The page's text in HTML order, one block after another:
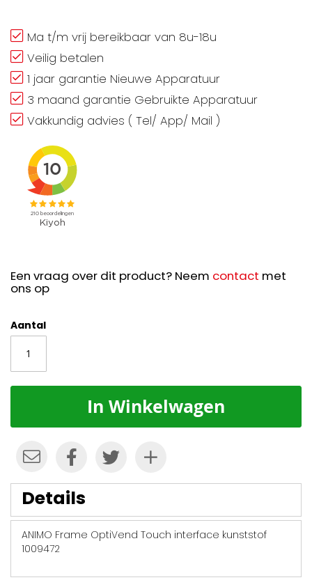
Ma t/m vrij bereikbaar van 8u-18u
Veilig betalen
1 jaar garantie Nieuwe Apparatuur
3 maand garantie Gebruikte Apparatuur
Vakkundig advies ( Tel/ App/ Mail )
Een vraag over dit product? Neem contact met
ons op
Aantal
In Winkelwagen
Details
ANIMO Frame OptiVend Touch interface kunststof
1009472